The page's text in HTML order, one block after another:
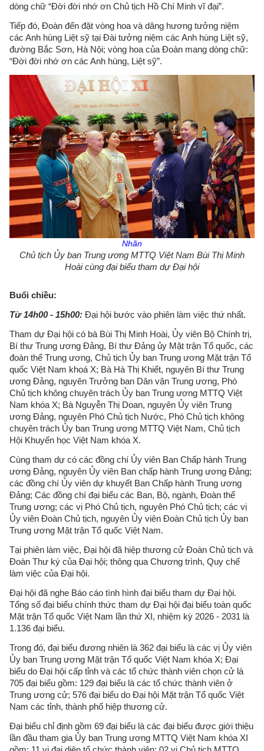
dòng chữ “Đời đời nhớ ơn Chủ tịch Hồ Chí Minh vĩ đại”.
Tiếp đó, Đoàn đến đặt vòng hoa và dâng hương tưởng niệm
các Anh hùng Liệt sỹ tại Đài tưởng niệm các Anh hùng Liệt sỹ,
đường Bắc Sơn, Hà Nội; vòng hoa của Đoàn mang dòng chữ:
“Đời đời nhớ ơn các Anh hùng, Liệt sỹ”.
Nhãn
Chủ tịch Ủy ban Trung ương MTTQ Việt Nam Bùi Thị Minh
Hoài cùng đại biểu tham dự Đại hội
Buổi chiều:
Từ 14h00 - 15h00: Đại hội bước vào phiên làm việc thứ nhất.
Tham dự Đại hội có bà Bùi Thị Minh Hoài, Ủy viên Bộ Chính trị,
Bí thư Trung ương Đảng, Bí thư Đảng ủy Mặt trận Tổ quốc, các
đoàn thể Trung ương, Chủ tịch Ủy ban Trung ương Mặt trận Tổ
quốc Việt Nam khoá X; Bà Hà Thị Khiết, nguyên Bí thư Trung
ương Đảng, nguyên Trưởng ban Dân vận Trung ương, Phó
Chủ tịch không chuyên trách Ủy ban Trung ương MTTQ Việt
Nam khóa X; Bà Nguyễn Thị Doan, nguyên Ủy viên Trung
ương Đảng, nguyên Phó Chủ tịch Nước, Phó Chủ tịch không
chuyên trách Ủy ban Trung ương MTTQ Việt Nam, Chủ tịch
Hội Khuyến học Việt Nam khóa X.
Cùng tham dự có các đồng chí Ủy viên Ban Chấp hành Trung
ương Đảng, nguyên Ủy viên Ban chấp hành Trung ương Đảng;
các đồng chí Ủy viên dự khuyết Ban Chấp hành Trung ương
Đảng; Các đồng chí đại biểu các Ban, Bộ, ngành, Đoàn thể
Trung ương; các vị Phó Chủ tịch, nguyên Phó Chủ tịch; các vị
Ủy viên Đoàn Chủ tịch, nguyên Ủy viên Đoàn Chủ tịch Ủy ban
Trung ương Mặt trận Tổ quốc Việt Nam.
Tại phiên làm việc, Đại hội đã hiệp thương cử Đoàn Chủ tịch và
Đoàn Thư ký của Đại hội; thông qua Chương trình, Quy chế
làm việc của Đại hội.
Đại hội đã nghe Báo cáo tình hình đại biểu tham dự Đại hội.
Tổng số đại biểu chính thức tham dự Đại hội đại biểu toàn quốc
Mặt trận Tổ quốc Việt Nam lần thứ XI, nhiệm kỳ 2026 - 2031 là
1.136 đại biểu.
Trong đó, đại biểu đương nhiên là 362 đại biểu là các vị Ủy viên
Ủy ban Trung ương Mặt trận Tổ quốc Việt Nam khóa X; Đại
biểu do Đại hội cấp tỉnh và các tổ chức thành viên chọn cử là
705 đại biểu gồm: 129 đại biểu là các tổ chức thành viên ở
Trung ương cử; 576 đại biểu do Đại hội Mặt trận Tổ quốc Việt
Nam các tỉnh, thành phố hiệp thương cử.
Đại biểu chỉ định gồm 69 đại biểu là các đại biểu được giới thiệu
lần đầu tham gia Ủy ban Trung ương MTTQ Việt Nam khóa XI